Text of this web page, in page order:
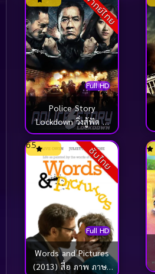
พากย์ไทย
Full HD
Police Story
Lockdown วิ่งสู้ฟัด 6
(2013)
ซับไทย
Full HD
6.5
Words and Pictures
(2013) สื่อ ภาพ ภาษา